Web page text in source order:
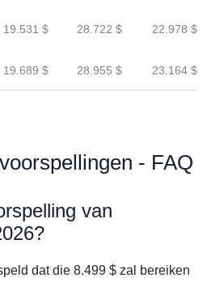
19.531 $ 28.722 $ 22.978 $
19.689 $ 28.955 $ 23.164 $
- FAQ
van
dat die 8.499 $ zal bereiken